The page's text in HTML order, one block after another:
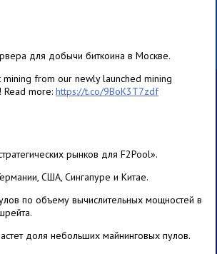
для добычи биткоина в Москве.
from our newly launched mining
Read more: https://t.co/9BoK3T7zdf
рынков для F2Pool».
США, Сингапуре и Китае.
по объему вычислительных мощностей в
доля небольших майнинговых пулов.